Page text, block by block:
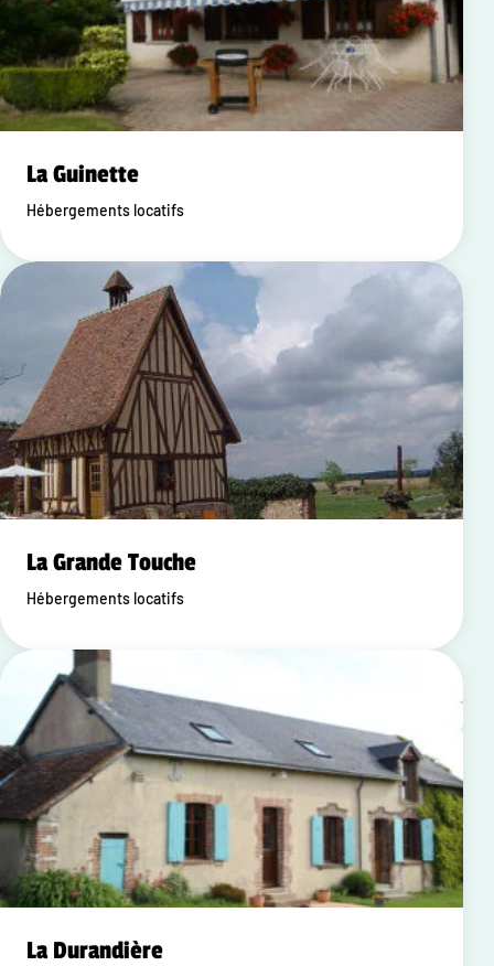
La Guinette
Hébergements locatifs
La Grande Touche
Hébergements locatifs
La Durandière